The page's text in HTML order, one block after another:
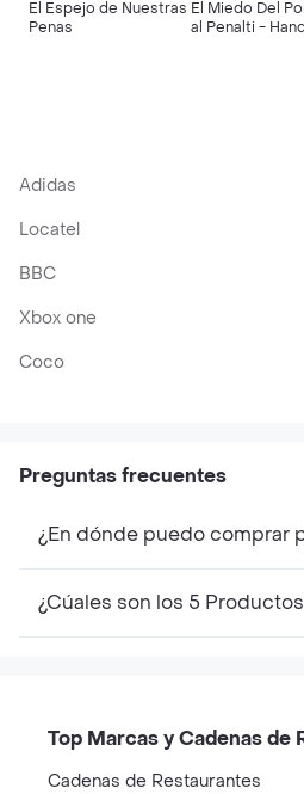
El Espejo de Nuestras
Penas
El Miedo Del
al Penalti -
Adidas
Locatel
BBC
Xbox one
Coco
Preguntas frecuentes
¿En dónde puedo comprar
¿Cúales son los 5
Top Marcas y Cadenas de
Cadenas de Restaurantes